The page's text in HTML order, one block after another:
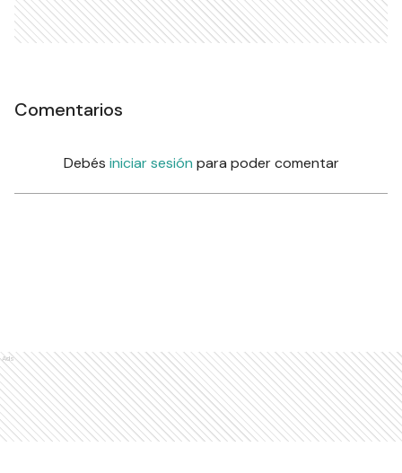
Comentarios
Debés iniciar sesión para poder comentar
Ads